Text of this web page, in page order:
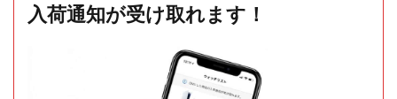
入荷通知が受け取れます！